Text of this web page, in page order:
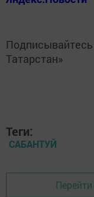
Подписывайтесь
Татарстан»
Теги:
САБАНТУЙ